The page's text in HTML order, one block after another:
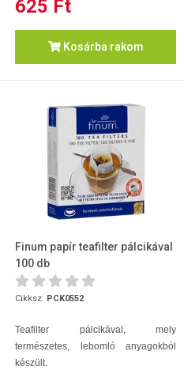
625 Ft
Kosárba rakom
Finum papír teafilter pálcikával
100 db
Cikksz. PCK0552
Teafilter pálcikával, mely
természetes, lebomló anyagokból
készült.